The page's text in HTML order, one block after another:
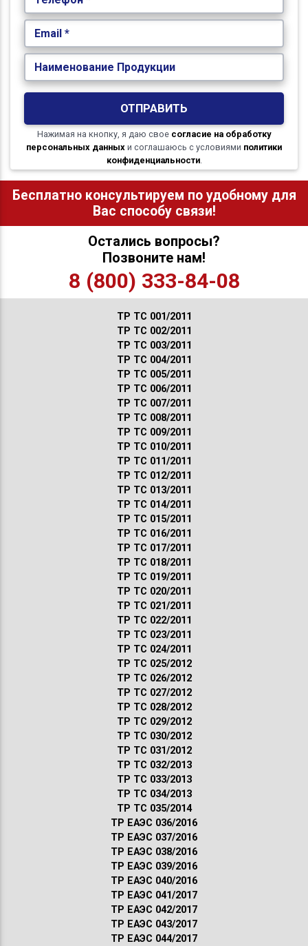
Email *
Наименование Продукции
ОТПРАВИТЬ
Нажимая на кнопку, я даю свое согласие на обработку
персональных данных и соглашаюсь с условиями политики
конфиденциальности.
Бесплатно консультируем по удобному для
Вас способу связи!
Остались вопросы?
Позвоните нам!
8 (800) 333-84-08
ТР ТС 001/2011
ТР ТС 002/2011
ТР ТС 003/2011
ТР ТС 004/2011
ТР ТС 005/2011
ТР ТС 006/2011
ТР ТС 007/2011
ТР ТС 008/2011
ТР ТС 009/2011
ТР ТС 010/2011
ТР ТС 011/2011
ТР ТС 012/2011
ТР ТС 013/2011
ТР ТС 014/2011
ТР ТС 015/2011
ТР ТС 016/2011
ТР ТС 017/2011
ТР ТС 018/2011
ТР ТС 019/2011
ТР ТС 020/2011
ТР ТС 021/2011
ТР ТС 022/2011
ТР ТС 023/2011
ТР ТС 024/2011
ТР ТС 025/2012
ТР ТС 026/2012
ТР ТС 027/2012
ТР ТС 028/2012
ТР ТС 029/2012
ТР ТС 030/2012
ТР ТС 031/2012
ТР ТС 032/2013
ТР ТС 033/2013
ТР ТС 034/2013
ТР ТС 035/2014
ТР ЕАЭС 036/2016
ТР ЕАЭС 037/2016
ТР ЕАЭС 038/2016
ТР ЕАЭС 039/2016
ТР ЕАЭС 040/2016
ТР ЕАЭС 041/2017
ТР ЕАЭС 042/2017
ТР ЕАЭС 043/2017
ТР ЕАЭС 044/2017